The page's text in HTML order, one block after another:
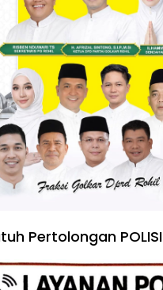
Pertolongan POLISI